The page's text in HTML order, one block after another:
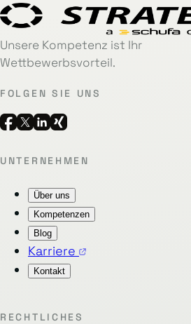
Unsere Kompetenz ist Ihr
Wettbewerbsvorteil.
FOLGEN SIE UNS
UNTERNEHMEN
Über uns
Kompetenzen
Blog
Karriere
Kontakt
RECHTLICHES